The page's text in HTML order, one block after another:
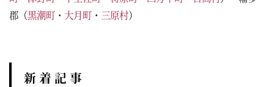
郡（黒潮町 ・ 大月町 ・ 三原村）
新 着 記 事